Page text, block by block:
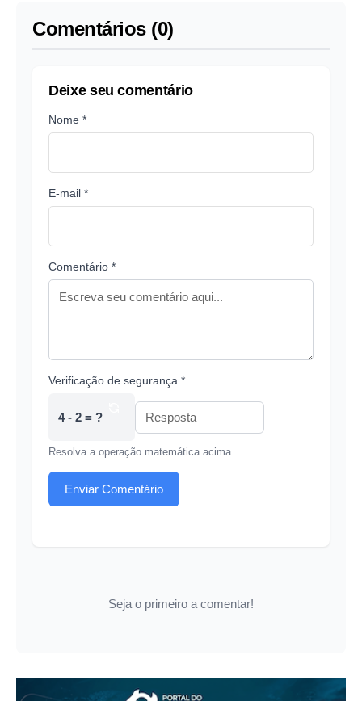
Comentários (0)
Deixe seu comentário
Nome *
E-mail *
Comentário *
Verificação de segurança *
4 - 2 = ?
Resolva a operação matemática acima
Enviar Comentário
Seja o primeiro a comentar!